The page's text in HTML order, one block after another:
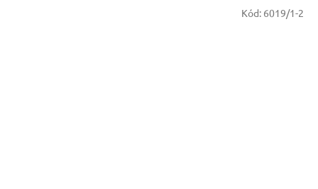
Kód: 6019/1-2